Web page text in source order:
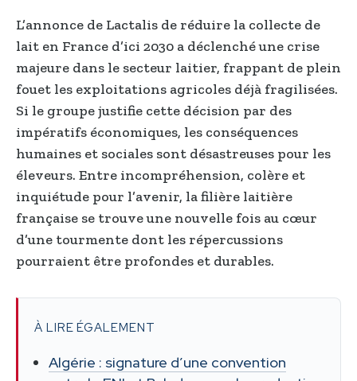
L’annonce de Lactalis de réduire la collecte de
lait en France d’ici 2030 a déclenché une crise
majeure dans le secteur laitier, frappant de plein
fouet les exploitations agricoles déjà fragilisées.
Si le groupe justifie cette décision par des
impératifs économiques, les conséquences
humaines et sociales sont désastreuses pour les
éleveurs. Entre incompréhension, colère et
inquiétude pour l’avenir, la filière laitière
française se trouve une nouvelle fois au cœur
d’une tourmente dont les répercussions
pourraient être profondes et durables.
À LIRE ÉGALEMENT
Algérie : signature d’une convention